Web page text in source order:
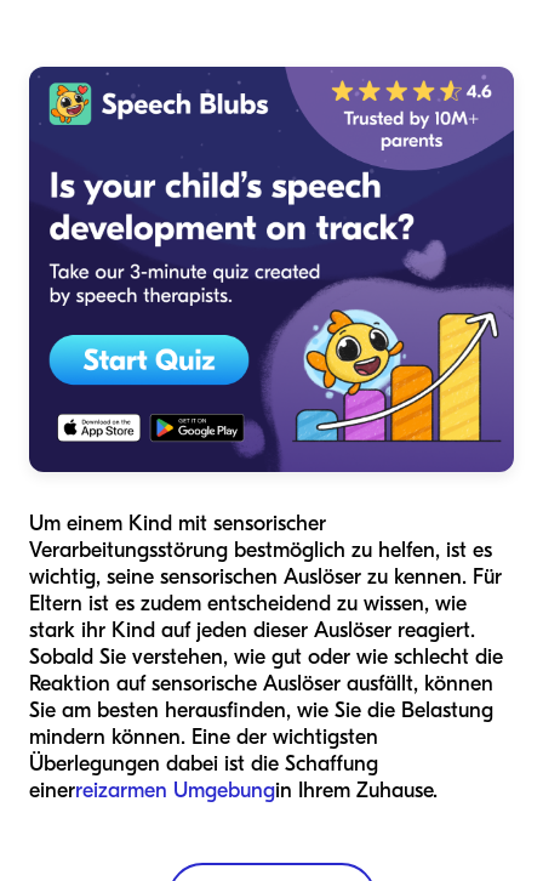
Um einem Kind mit sensorischer
Verarbeitungsstörung bestmöglich zu helfen, ist es
wichtig, seine sensorischen Auslöser zu kennen. Für
Eltern ist es zudem entscheidend zu wissen, wie
stark ihr Kind auf jeden dieser Auslöser reagiert.
Sobald Sie verstehen, wie gut oder wie schlecht die
Reaktion auf sensorische Auslöser ausfällt, können
Sie am besten herausfinden, wie Sie die Belastung
mindern können. Eine der wichtigsten
Überlegungen dabei ist die Schaffung
einerreizarmen Umgebungin Ihrem Zuhause.